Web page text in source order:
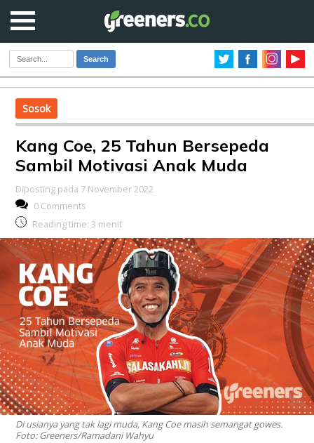
Search
Sosok
Kang Coe, 25 Tahun Bersepeda
Sambil Motivasi Anak Muda
Diposting pada 7 November 2022
0 Comments
Reading time: 3 menit
Di usianya yang tak lagi muda, Kang Coe masih semangat gowes.
Foto: Greeners/Ramadani Wahyu